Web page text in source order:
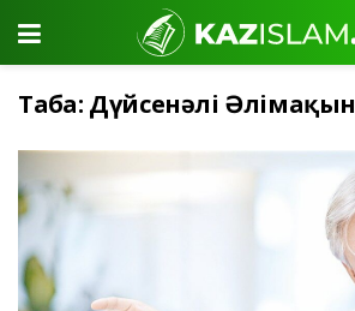
Таңба: Дүйсенәлі Әлімақын